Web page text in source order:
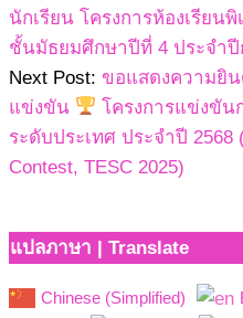
นักเรียน โครงการห้องเรีย
ชั้นมัธยมศึกษาปีที่ 4 ประจำปี
Next Post: ขอแสดงความยิ
แข่งขัน
โครงการแข่งขั
ระดับประเทศ ประจำปี 2568
Contest, TESC 2025)
แปลภาษา | Translate
Chinese (Simplified)